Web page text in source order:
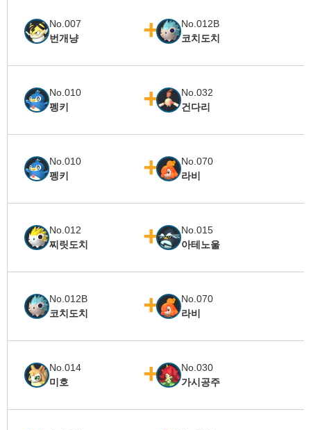
No.007
번개냥
No.012B
코치도치
No.010
펭키
No.032
건다리
No.010
펭키
No.070
라비
No.012
찌릿도치
No.015
아테노울
No.012B
코치도치
No.070
라비
No.014
미호
No.030
가시공주